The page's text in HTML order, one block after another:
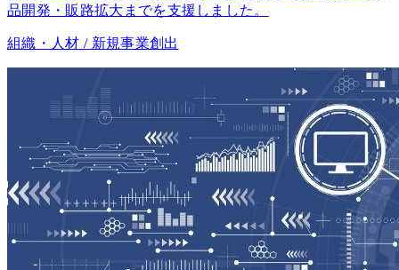
品開発・販路拡大までを支援しました。
組織・人材 / 新規事業創出